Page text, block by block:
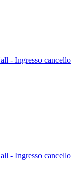
- Ingresso cancello
- Ingresso cancello